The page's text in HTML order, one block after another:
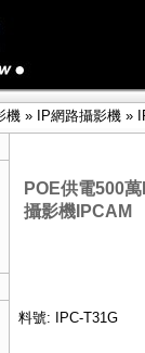
機 » IP網路攝影機 »
POE供電500
攝影機IPCAM
料號: IPC-T31G